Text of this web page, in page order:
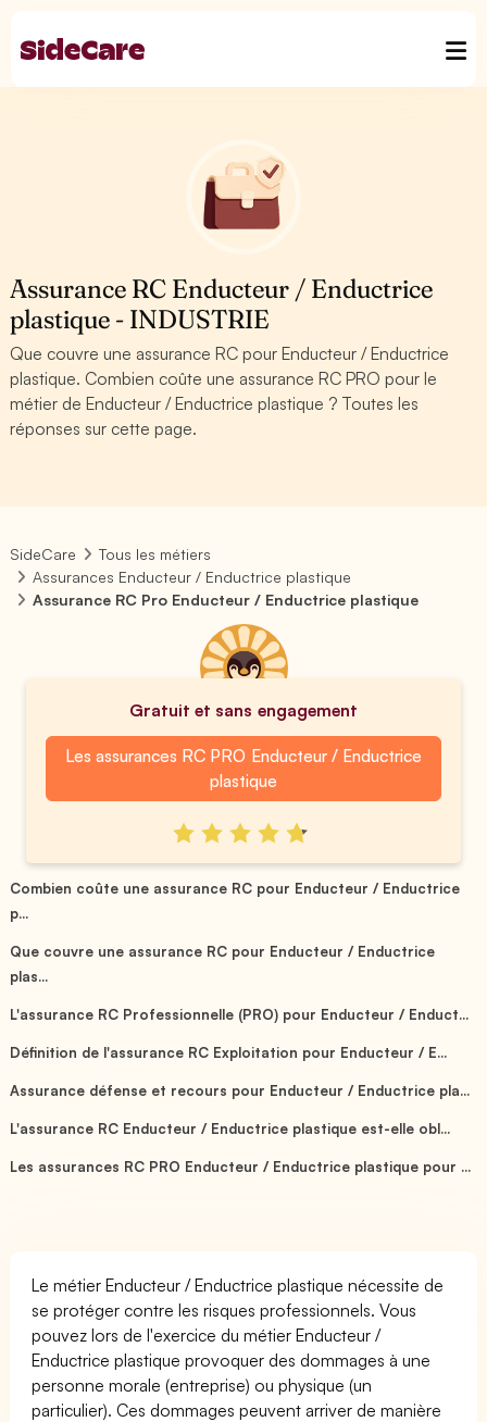
Assurance RC Enducteur / Enductrice
plastique - INDUSTRIE
Que couvre une assurance RC pour Enducteur / Enductrice
plastique. Combien coûte une assurance RC PRO pour le
métier de Enducteur / Enductrice plastique ? Toutes les
réponses sur cette page.
SideCare
Tous les métiers
Assurances Enducteur / Enductrice plastique
Assurance RC Pro Enducteur / Enductrice plastique
Gratuit et sans engagement
Les assurances RC PRO Enducteur / Enductrice
plastique
Combien coûte une assurance RC pour Enducteur / Enductrice
p...
Que couvre une assurance RC pour Enducteur / Enductrice
plas...
L'assurance RC Professionnelle (PRO) pour Enducteur / Enduct...
Définition de l'assurance RC Exploitation pour Enducteur / E...
Assurance défense et recours pour Enducteur / Enductrice pla...
L'assurance RC Enducteur / Enductrice plastique est-elle obl...
Les assurances RC PRO Enducteur / Enductrice plastique pour ...
Le métier Enducteur / Enductrice plastique nécessite de
se protéger contre les risques professionnels. Vous
pouvez lors de l'exercice du métier Enducteur /
Enductrice plastique provoquer des dommages à une
personne morale (entreprise) ou physique (un
particulier). Ces dommages peuvent arriver de manière